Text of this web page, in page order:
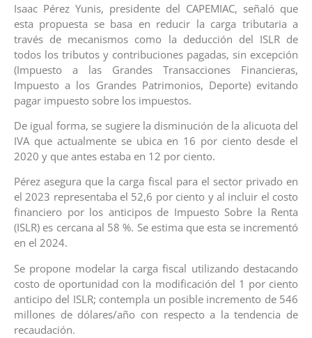
Isaac Pérez Yunis, presidente del CAPEMIAC, señaló que
esta propuesta se basa en reducir la carga tributaria a
través de mecanismos como la deducción del ISLR de
todos los tributos y contribuciones pagadas, sin excepción
(Impuesto a las Grandes Transacciones Financieras,
Impuesto a los Grandes Patrimonios, Deporte) evitando
pagar impuesto sobre los impuestos.
De igual forma, se sugiere la disminución de la alicuota del
IVA que actualmente se ubica en 16 por ciento desde el
2020 y que antes estaba en 12 por ciento.
Pérez asegura que la carga fiscal para el sector privado en
el 2023 representaba el 52,6 por ciento y al incluir el costo
financiero por los anticipos de Impuesto Sobre la Renta
(ISLR) es cercana al 58 %. Se estima que esta se incrementó
en el 2024.
Se propone modelar la carga fiscal utilizando destacando
costo de oportunidad con la modificación del 1 por ciento
anticipo del ISLR; contempla un posible incremento de 546
millones de dólares/año con respecto a la tendencia de
recaudación.